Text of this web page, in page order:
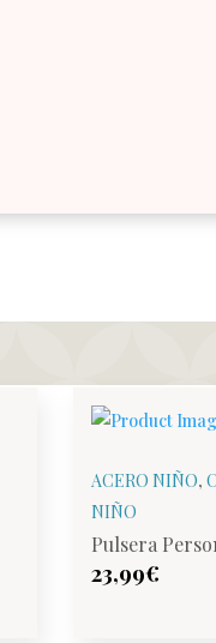
ACERO NIÑO,
NIÑO
Pulsera
23,99€